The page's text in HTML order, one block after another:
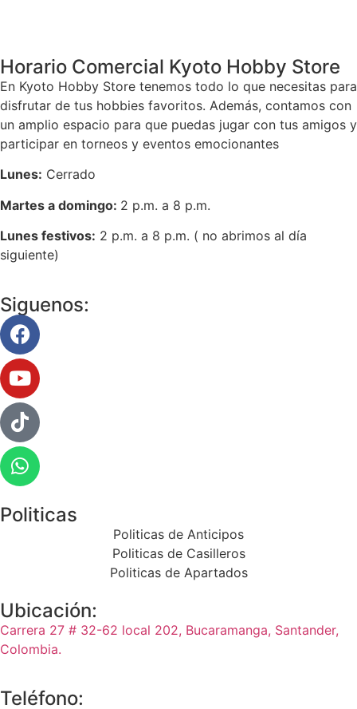
Horario Comercial Kyoto Hobby Store
En Kyoto Hobby Store tenemos todo lo que necesitas para
disfrutar de tus hobbies favoritos. Además, contamos con
un amplio espacio para que puedas jugar con tus amigos y
participar en torneos y eventos emocionantes
Lunes: Cerrado
Martes a domingo: 2 p.m. a 8 p.m.
Lunes festivos: 2 p.m. a 8 p.m. ( no abrimos al día
siguiente)
Siguenos:
Politicas
Politicas de Anticipos
Politicas de Casilleros
Politicas de Apartados
Ubicación:
Carrera 27 # 32-62 local 202, Bucaramanga, Santander,
Colombia.
Teléfono: